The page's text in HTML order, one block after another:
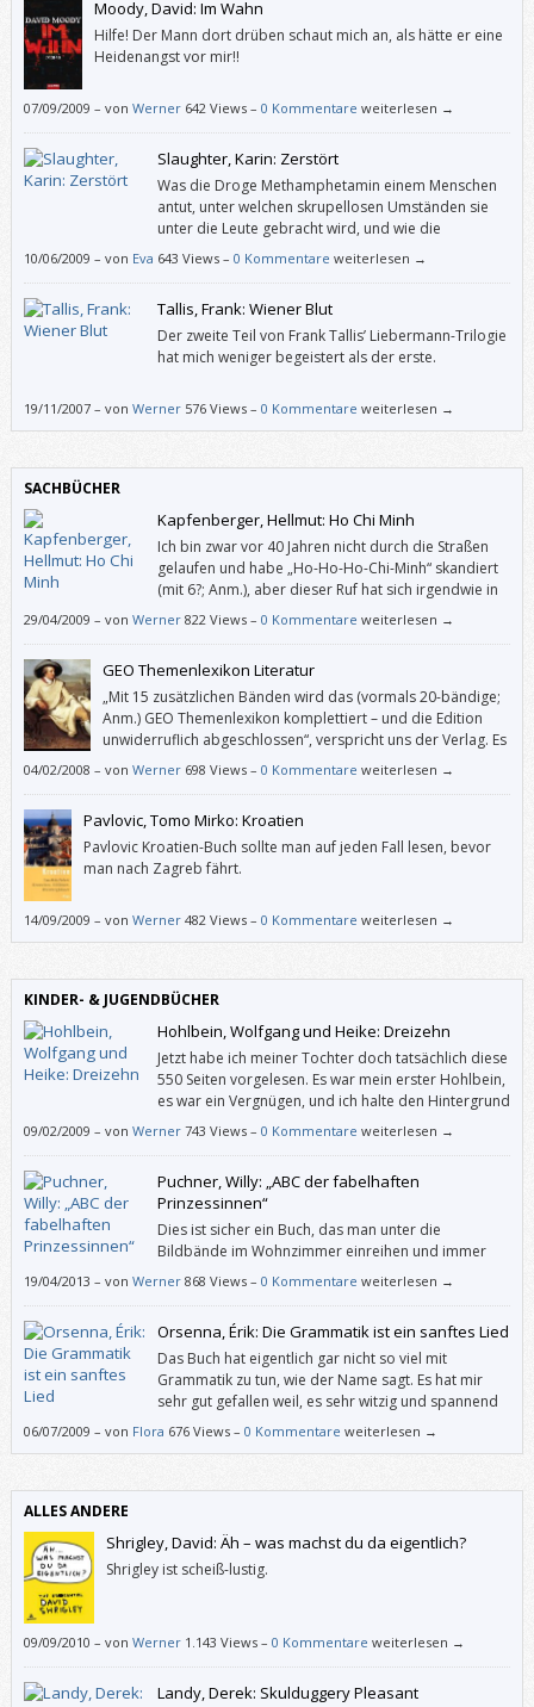
Moody, David: Im Wahn
Hilfe! Der Mann dort drüben schaut mich an, als hätte er eine
Heidenangst vor mir!!
07/09/2009 – von Werner 642 Views – 0 Kommentare weiterlesen →
Slaughter, Karin: Zerstört
Was die Droge Methamphetamin einem Menschen
antut, unter welchen skrupellosen Umständen sie
unter die Leute gebracht wird, und wie die
rechtsradikale Szene in Amerika hier ihre Hände im
10/06/2009 – von Eva 643 Views – 0 Kommentare weiterlesen →
Tallis, Frank: Wiener Blut
Der zweite Teil von Frank Tallis’ Liebermann-Trilogie
hat mich weniger begeistert als der erste.
19/11/2007– von Werner 576 Views – 0 Kommentare weiterlesen →
SACHBÜCHER
Kapfenberger, Hellmut: Ho Chi Minh
Ich bin zwar vor 40 Jahren nicht durch die Straßen
gelaufen und habe „Ho-Ho-Ho-Chi-Minh“ skandiert
(mit 6?; Anm.), aber dieser Ruf hat sich irgendwie in
mein Gedächtnis gegraben. Und als ich dieses Buch
29/04/2009 – von Werner 822 Views – 0 Kommentare weiterlesen →
GEO Themenlexikon Literatur
„Mit 15 zusätzlichen Bänden wird das (vormals 20-bändige;
Anm.) GEO Themenlexikon komplettiert – und die Edition
unwiderruflich abgeschlossen“, verspricht uns der Verlag. Es
verhält sich also nicht so, dass dem Vollständigkeitswahn
04/02/2008 – von Werner 698 Views – 0 Kommentare weiterlesen →
Pavlovic, Tomo Mirko: Kroatien
Pavlovic Kroatien-Buch sollte man auf jeden Fall lesen, bevor
man nach Zagreb fährt.
14/09/2009 – von Werner 482 Views – 0 Kommentare weiterlesen →
KINDER- & JUGENDBÜCHER
Hohlbein, Wolfgang und Heike: Dreizehn
Jetzt habe ich meiner Tochter doch tatsächlich diese
550 Seiten vorgelesen. Es war mein erster Hohlbein,
es war ein Vergnügen, und ich halte den Hintergrund
von „Dreizehn“ für plausibler als den von Stephen
09/02/2009 – von Werner 743 Views – 0 Kommentare weiterlesen →
Puchner, Willy: „ABC der fabelhaften
Prinzessinnen“
Dies ist sicher ein Buch, das man unter die
Bildbände im Wohnzimmer einreihen und immer
wieder hervorholen wird. Kinder werden es später
19/04/2013 – von Werner 868 Views – 0 Kommentare weiterlesen →
Orsenna, Érik: Die Grammatik ist ein sanftes Lied
Das Buch hat eigentlich gar nicht so viel mit
Grammatik zu tun, wie der Name sagt. Es hat mir
sehr gut gefallen weil, es sehr witzig und spannend
geschrieben ist.
06/07/2009 – von Flora 676 Views – 0 Kommentare weiterlesen →
ALLES ANDERE
Shrigley, David: Äh – was machst du da eigentlich?
Shrigley ist scheiß-lustig.
09/09/2010 – von Werner 1.143 Views – 0 Kommentare weiterlesen →
Landy, Derek: Skulduggery Pleasant